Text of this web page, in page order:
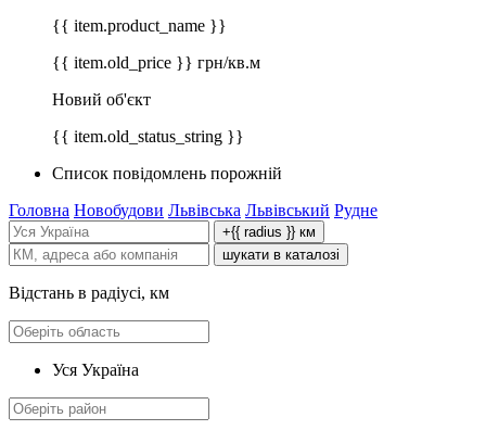
{{ item.product_name }}
{{ item.old_price }} грн/кв.м
Новий об'єкт
{{ item.old_status_string }}
Список повідомлень порожній
Головна Новобудови Львівська Львівський Рудне
+{{ radius }} км
шукати в каталозі
Відстань в радіусі, км
Уся Україна